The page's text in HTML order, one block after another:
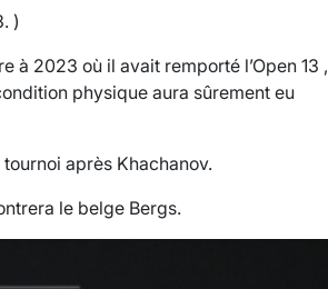
)
à 2023 où il avait remporté l’Open 13 ,
physique aura sûrement eu
après Khachanov.
le belge Bergs.